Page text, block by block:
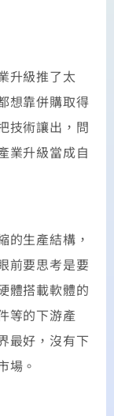
級推了太
想靠併購取得
技術讓出，問
業升級當成自
生產結構，
前要思考是要
體搭載軟體的
等的下游產
最好，沒有下
場。